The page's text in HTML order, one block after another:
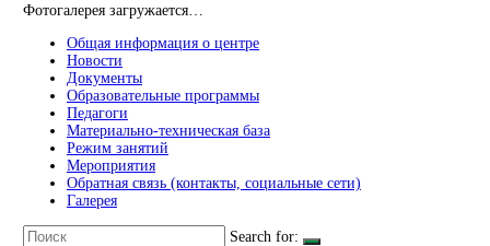
Фотогалерея загружается…
Общая информация о центре
Новости
Документы
Образовательные программы
Педагоги
Материально-техническая база
Режим занятий
Мероприятия
Обратная связь (контакты, социальные сети)
Галерея
Search for: